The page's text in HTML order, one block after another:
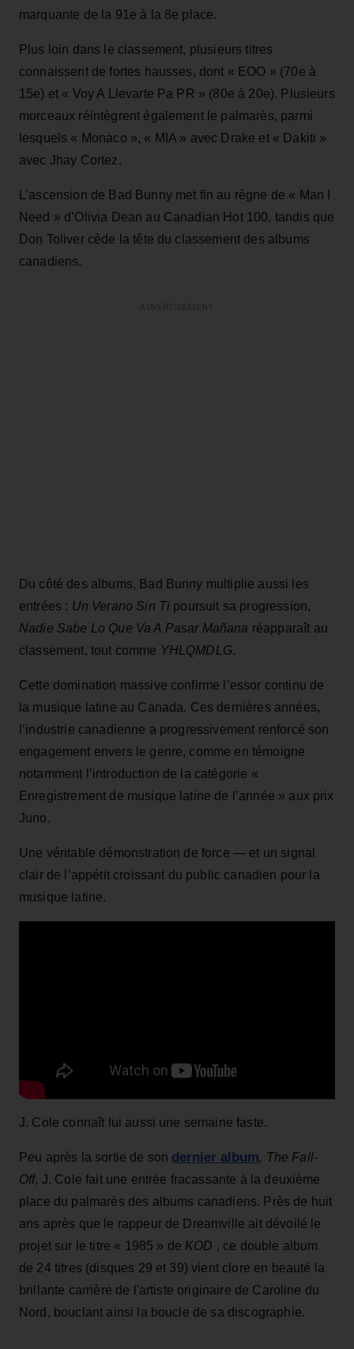
marquante de la 91e à la 8e place.
Plus loin dans le classement, plusieurs titres
connaissent de fortes hausses, dont « EOO » (70e à
15e) et « Voy A Llevarte Pa PR » (80e à 20e). Plusieurs
morceaux réintègrent également le palmarès, parmi
lesquels « Monaco », « MIA » avec Drake et « Dakiti »
avec Jhay Cortez.
L’ascension de Bad Bunny met fin au règne de « Man I
Need » d’Olivia Dean au Canadian Hot 100, tandis que
Don Toliver cède la tête du classement des albums
canadiens.
Du côté des albums, Bad Bunny multiplie aussi les
entrées : Un Verano Sin Ti poursuit sa progression,
Nadie Sabe Lo Que Va A Pasar Mañana réapparaît au
classement, tout comme YHLQMDLG.
Cette domination massive confirme l’essor continu de
la musique latine au Canada. Ces dernières années,
l’industrie canadienne a progressivement renforcé son
engagement envers le genre, comme en témoigne
notamment l’introduction de la catégorie «
Enregistrement de musique latine de l’année » aux prix
Juno.
Une véritable démonstration de force — et un signal
clair de l’appétit croissant du public canadien pour la
musique latine.
J. Cole connaît lui aussi une semaine faste.
Peu après la sortie de son dernier album, The Fall-
Off, J. Cole fait une entrée fracassante à la deuxième
place du palmarès des albums canadiens. Près de huit
ans après que le rappeur de Dreamville ait dévoilé le
projet sur le titre « 1985 » de KOD , ce double album
de 24 titres (disques 29 et 39) vient clore en beauté la
brillante carrière de l'artiste originaire de Caroline du
Nord, bouclant ainsi la boucle de sa discographie.